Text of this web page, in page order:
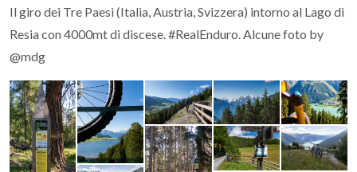
Il giro dei Tre Paesi (Italia, Austria, Svizzera) intorno al Lago di
Resia con 4000mt di discese. #RealEnduro. Alcune foto by
@mdg